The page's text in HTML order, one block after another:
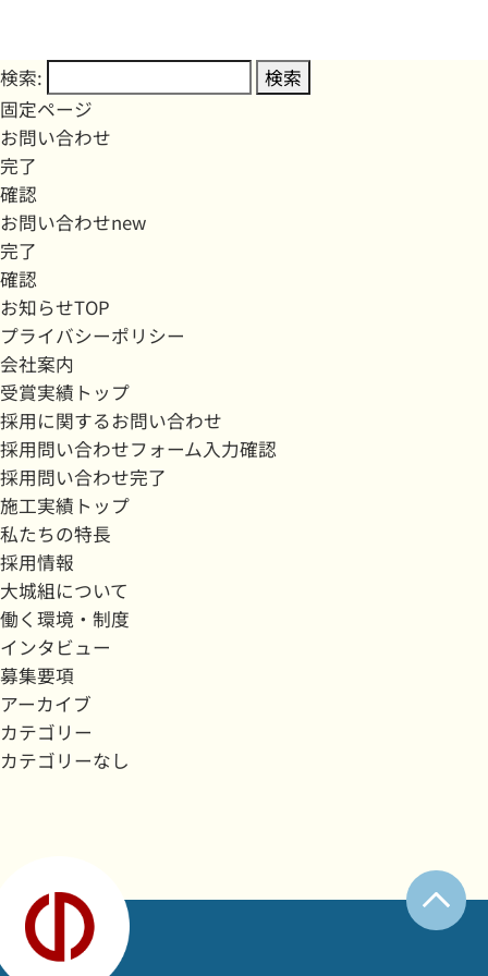
検索:
固定ページ
お問い合わせ
完了
確認
お問い合わせnew
完了
確認
お知らせTOP
プライバシーポリシー
会社案内
受賞実績トップ
採用に関するお問い合わせ
採用問い合わせフォーム入力確認
採用問い合わせ完了
施工実績トップ
私たちの特長
採用情報
大城組について
働く環境・制度
インタビュー
募集要項
アーカイブ
カテゴリー
カテゴリーなし